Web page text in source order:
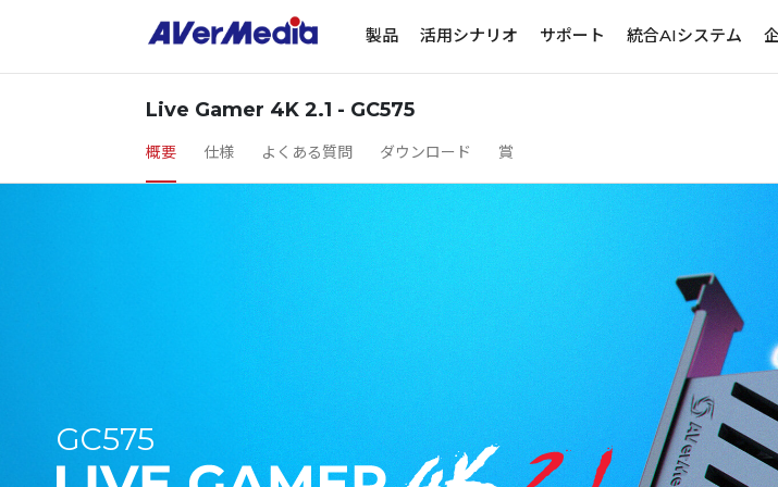
製品 活用シナリオ サポート 統合AIシステム
Live Gamer 4K 2.1 - GC575
概要 仕様 よくある質問 ダウンロード 賞
GC575